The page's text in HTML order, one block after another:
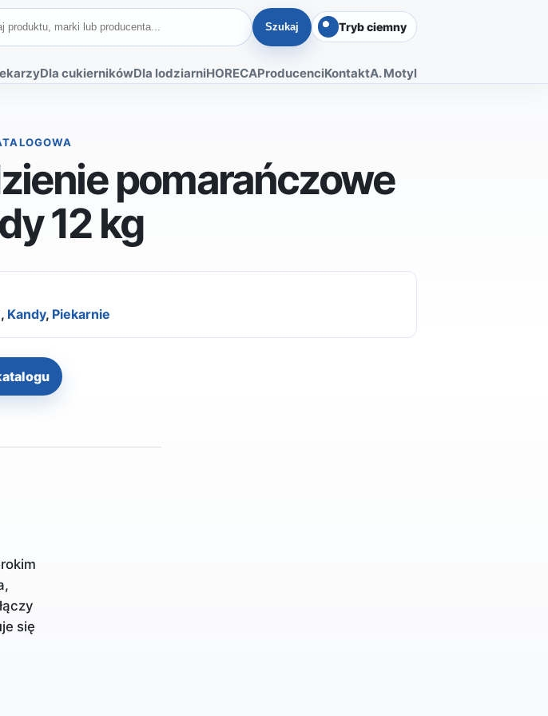
Szukaj Tryb ciemny
Dla cukiernikówDla lodziarniHORECAProducenciKontaktA. Motyl
pomarańczowe
12 kg
, Kandy, Piekarnie
się